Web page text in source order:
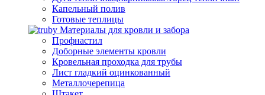
Капельный полив
Готовые теплицы
Материалы для кровли и забора
Профнастил
Доборные элементы кровли
Кровельная проходка для трубы
Лист гладкий оцинкованный
Металлочерепица